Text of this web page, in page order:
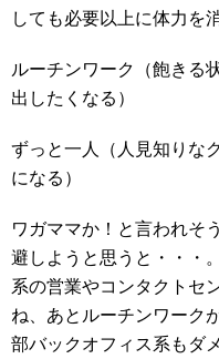
しても必要以上に体力を
ルーチンワーク（飽きる
出したくなる）
ずっと一人（人見知りな
になる）
ワガママか！と言われそ
避しようと思うと・・・
系の営業やコンタクトセ
ね、あとルーチンワーク
部バックオフィス系もダ